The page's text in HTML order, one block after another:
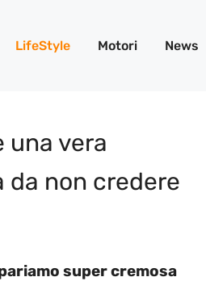
LifeStyle Motori News
una vera
da non credere
super cremosa